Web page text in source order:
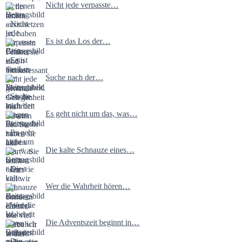
Nicht jede verpasste…
Es ist das Los der…
Suche nach der…
Es geht nicht um das, was…
Die kalte Schnauze eines…
Wer die Wahrheit hören…
Die Adventszeit beginnt in…